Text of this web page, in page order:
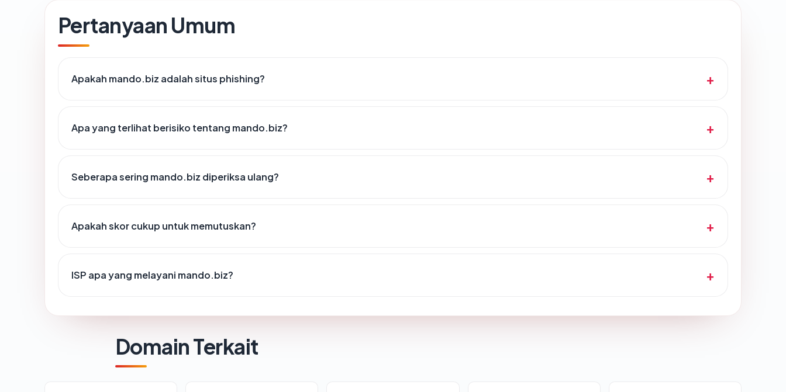
Pertanyaan Umum
Apakah mando.biz adalah situs phishing?
Apa yang terlihat berisiko tentang mando.biz?
Seberapa sering mando.biz diperiksa ulang?
Apakah skor cukup untuk memutuskan?
ISP apa yang melayani mando.biz?
Domain Terkait